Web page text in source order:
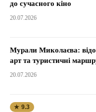
до сучасного кіно
20.07.2026
Мурали Миколаєва:
арт та туристичні
20.07.2026
★ 9.3